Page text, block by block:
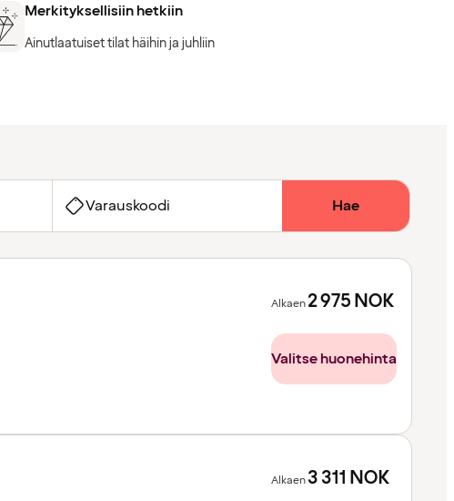
Merkityksellisiin hetkiin
Ainutlaatuiset tilat häihin ja juhliin
Varauskoodi Hae
Alkaen2 975NOK
Valitse huonehinta
Alkaen3 311 NOK